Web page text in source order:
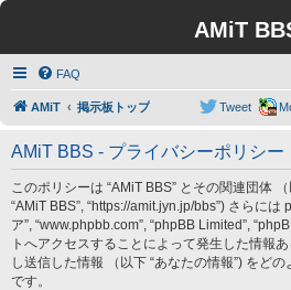
AMiT
FAQ
AMiT 掲示板トップ Tweet
AMiT BBS - プライバシーポリシー
このポリシーは “AMiT BBS” とその関連団体 （
“AMiT BBS”, “https://amit.jyn.jp/bbs”) さらに
ア”, “www.phpbb.com”, “phpBB Limited”,
トへアクセスすることによって発生した情報
し送信した情報 （以下 “あなたの情報”) をど
です。